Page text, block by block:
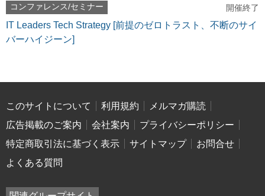
コンファレンス/セミナー 開催終了
IT Leaders Tech Strategy [前提のゼロトラスト、不断のサイ
バーハイジーン]
このサイトについて 利用規約
メルマガ購読
広告掲載のご案内
会社案内
プライバシーポリシー
特定商取引法に基づく表示
サイトマップ
お問合せ
よくある質問